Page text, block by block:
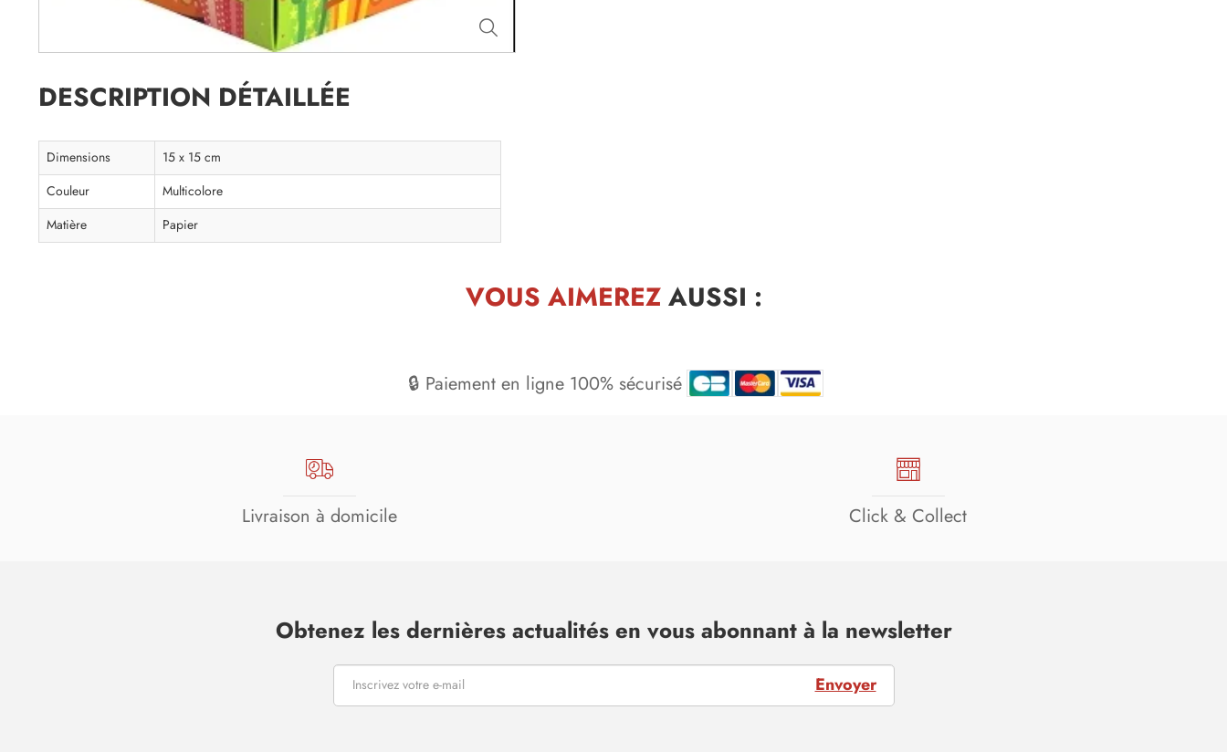
DESCRIPTION DÉTAILLÉE
Dimensions
15 x 15 cm
Couleur
Multicolore
Matière
Papier
VOUS AIMEREZAUSSI :
🔒 Paiement en ligne 100% sécurisé
Livraison à domicile Click & Collect
Obtenez les dernières actualités en vous abonnant à la newsletter
Envoyer